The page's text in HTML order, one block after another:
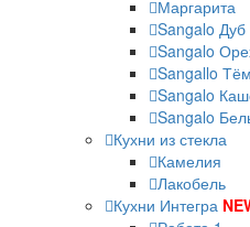
Маргарита
Sangalo Дуб
Sangalo
Sangallo
Sangalo
Sangalo
Кухни из стекла
Камелия
Лакобель
Кухни Интегра